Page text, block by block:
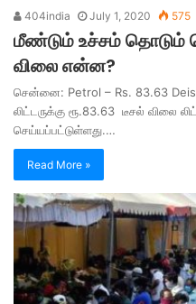
404india July 1, 2020 575
மீண்டும் உச்சம்
விலை என்ன?
சென்னை: Petrol – Rs. 83.63
லிட்டருக்கு ரூ.83.63 டீசல் விலை
செய்யப்பட்டுள்ளது.…
Read More »